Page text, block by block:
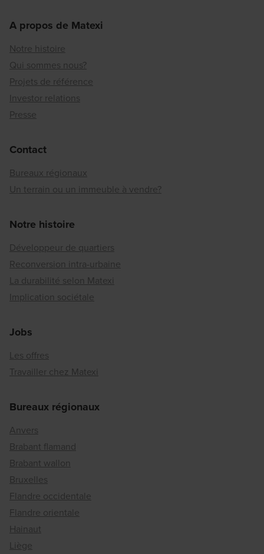
A propos de Matexi
Notre histoire
Qui sommes nous?
Projets de référence
Investor relations
Presse
Contact
Bureaux régionaux
Un terrain ou un immeuble à vendre?
Notre histoire
Développeur de quartiers
Reconversion intra-urbaine
La durabilité selon Matexi
Implication sociétale
Jobs
Les offres
Travailler chez Matexi
Bureaux régionaux
Anvers
Brabant flamand
Brabant wallon
Bruxelles
Flandre occidentale
Flandre orientale
Hainaut
Liège